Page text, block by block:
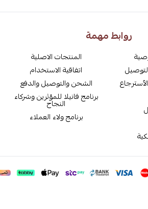
روابط مهمة
المنتجات الاصلية
اتفاقية الاستخدام
الشحن والتوصيل والدفع
برنامج فانيلا للمؤثرين وشركاء
النجاح
برنامج ولاء العملاء